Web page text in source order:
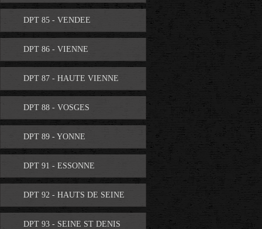
DPT 85 - VENDEE
DPT 86 - VIENNE
DPT 87 - HAUTE VIENNE
DPT 88 - VOSGES
DPT 89 - YONNE
DPT 91 - ESSONNE
DPT 92 - HAUTS DE SEINE
DPT 93 - SEINE ST DENIS